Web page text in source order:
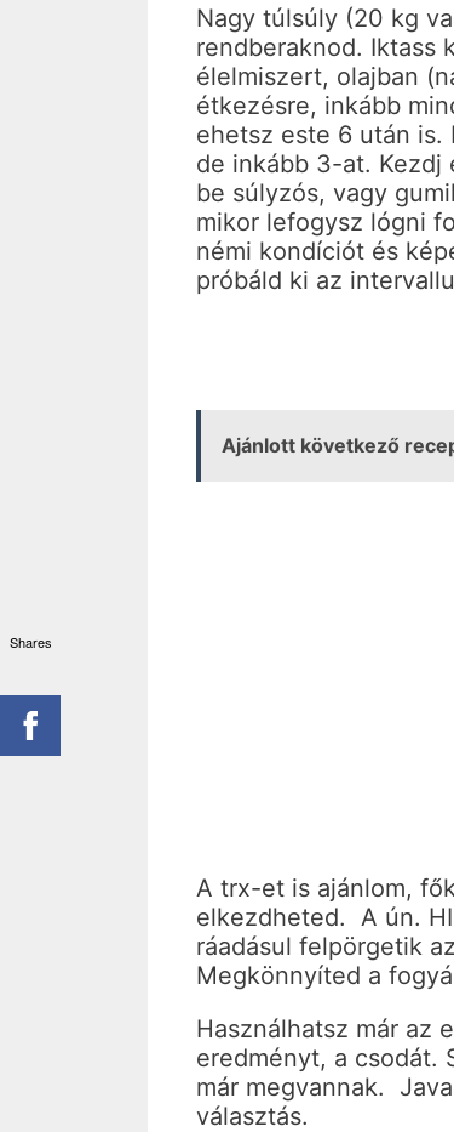
Nagy túlsúly (20 kg
rendberaknod. Iktass
élelmiszert, olajban
étkezésre, inkább
ehetsz este 6 után is.
de inkább 3-at. Kezdj
be súlyzós, vagy
mikor lefogysz lógni
némi kondíciót és
próbáld ki az
Ajánlott következő
A trx-et is ajánlom,
elkezdheted. A ún.
ráadásul felpörgetik
Megkönnyíted a
Használhatsz már az
eredményt, a csodát.
már megvannak.
választás.
Shares